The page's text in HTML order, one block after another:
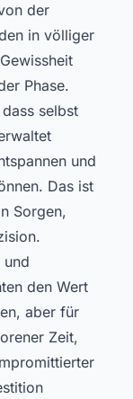
der
in völliger
Phase.
selbst
und
Das ist
Sorgen,
und
den Wert
aber für
Zeit,